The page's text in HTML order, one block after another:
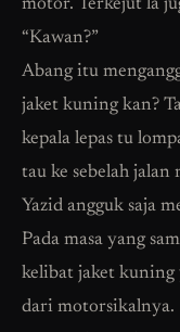
motor. Terkejut la
“Kawan?”
Abang itu
jaket kuning kan?
kepala lepas tu
tau ke sebelah jalan
Yazid angguk saja
Pada masa yang
kelibat jaket
dari motorsikalnya.